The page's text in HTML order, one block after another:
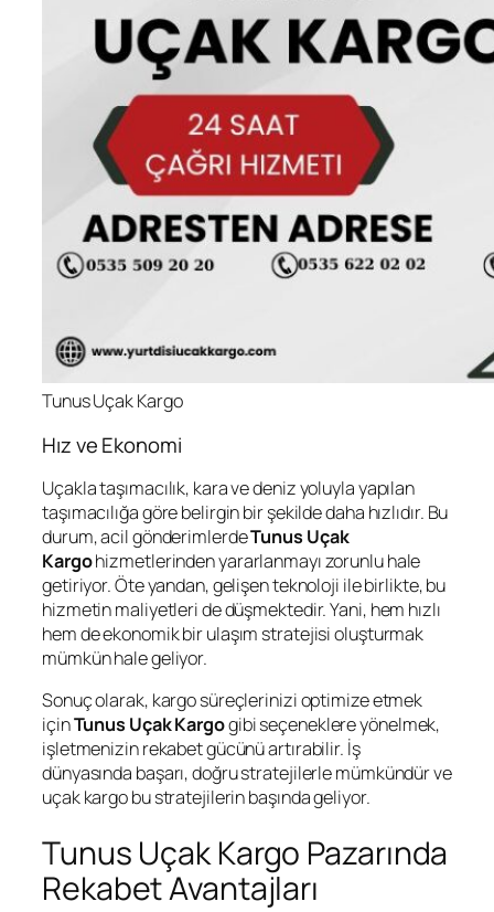
Tunus Uçak Kargo
Hız ve Ekonomi
Uçakla taşımacılık, kara ve deniz yoluyla yapılan
taşımacılığa göre belirgin bir şekilde daha hızlıdır. Bu
durum, acil gönderimlerdeTunus Uçak
Kargohizmetlerinden yararlanmayı zorunlu hale
getiriyor. Öte yandan, gelişen teknoloji ile birlikte, bu
hizmetin maliyetleri de düşmektedir. Yani, hem hızlı
hem de ekonomik bir ulaşım stratejisi oluşturmak
mümkün hale geliyor.
Sonuç olarak, kargo süreçlerinizi optimize etmek
içinTunus Uçak Kargogibi seçeneklere yönelmek,
işletmenizin rekabet gücünü artırabilir. İş
dünyasında başarı, doğru stratejilerle mümkündür ve
uçak kargo bu stratejilerin başında geliyor.
Tunus Uçak Kargo Pazarında
Rekabet Avantajları